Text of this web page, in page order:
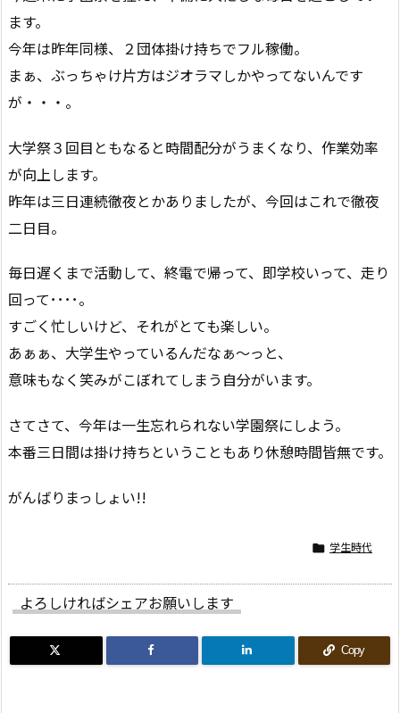
ます。
今年は昨年同様、２団体掛け持ちでフル稼働。
まぁ、ぶっちゃけ片方はジオラマしかやってないんです
が・・・。
大学祭３回目ともなると時間配分がうまくなり、作業効率
が向上します。
昨年は三日連続徹夜とかありましたが、今回はこれで徹夜
二日目。
毎日遅くまで活動して、終電で帰って、即学校いって、走り
回って････。
すごく忙しいけど、それがとても楽しい。
あぁぁ、大学生やっているんだなぁ〜っと、
意味もなく笑みがこぼれてしまう自分がいます。
さてさて、今年は一生忘れられない学園祭にしよう。
本番三日間は掛け持ちということもあり休憩時間皆無です。
がんばりまっしょい!!
 学生時代
よろしければシェアお願いします
Copy